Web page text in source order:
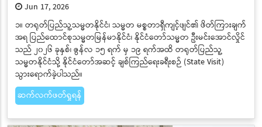
Jun 17, 2026
၁။ တရုတ်ပြည်သူ့သမ္မတနိုင်ငံ၊ သမ္မတ မစ္စတာရှီကျင့်ဖျင်၏ ဖိတ်ကြားချက်
အရ ပြည်ထောင်စုသမ္မတမြန်မာနိုင်ငံ၊ နိုင်ငံတော်သမ္မတ ဦးမင်းအောင်လှိုင်
သည် ၂၀၂၆ ခုနှစ်၊ ဇွန်လ ၁၅ ရက် မှ ၁၉ ရက်အထိ တရုတ်ပြည်သူ့
သမ္မတနိုင်ငံသို့ နိုင်ငံတော်အဆင့် ချစ်ကြည်ရေးခရီးစဉ် (State Visit)
သွားရောက်ခဲ့ပါသည်။
ဆက်လက်ဖတ်ရှုရန်